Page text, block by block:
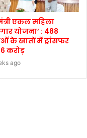
एकल महिला
योजना’ : 488
के खातों में ट्रांसफर
करोड़
ago